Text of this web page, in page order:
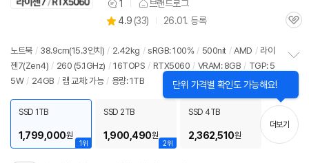
할
인
상
품
견
1 브랜드로그
별
4.9 (상
리
뷰
33) 26.01. 등록
관
노트북 / 38.9cm(15.3인치) / 2.42kg / sRGB: 100% / 500nit / AMD / 라이
젠7(Zen4) / 260 (5.1GHz) / 16TOPS / RTX5060 / VRAM: 8GB / TGP: 5
5W / 24GB / 램 교체: 가능 / 용량: 1TB
정
펼
기
1위
SSD 1TB
1,799,000원
2위
SSD 2TB
1,900,490원
SSD 4TB
2,362,510원
더보기